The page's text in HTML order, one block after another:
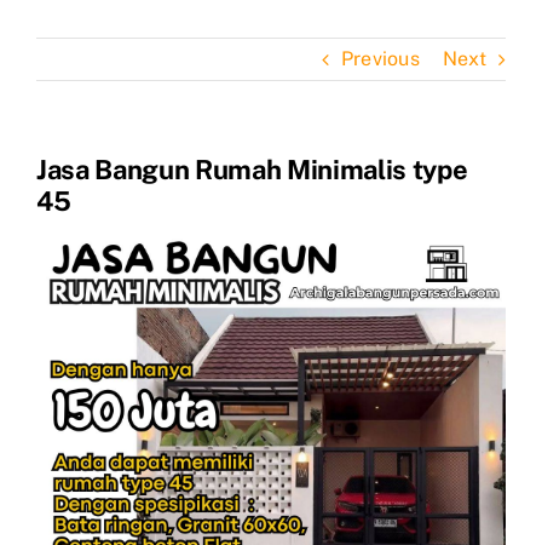
Previous Next
Jasa Bangun Rumah Minimalis type
45
View
Larger